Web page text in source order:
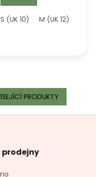
S (UK 10) M (UK 12)
PRODUKTY